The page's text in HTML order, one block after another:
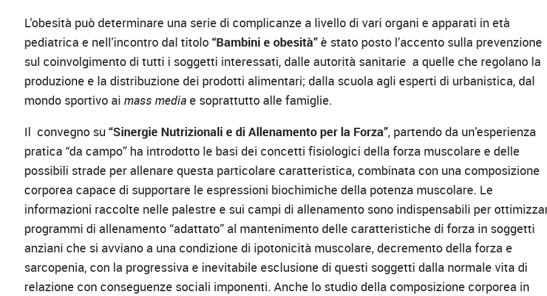
L’obesità può determinare una serie di complicanze a livello di vari organi e apparati in età
pediatrica e nell’incontro dal titolo“Bambini e obesità” è stato posto l’accento sulla
sul coinvolgimento di tutti i soggetti interessati, dalle autorità sanitarie a quelle che regolano la
produzione e la distribuzione dei prodotti alimentari; dalla scuola agli esperti di urbanistica, dal
mondo sportivo ai mass media e soprattutto alle famiglie.
Il convegno su“Sinergie Nutrizionali e di Allenamento per la Forza”, partendo da un’esperienza
pratica “da campo” ha introdotto le basi dei concetti fisiologici della forza muscolare e delle
possibili strade per allenare questa particolare caratteristica, combinata con una composizione
corporea capace di supportare le espressioni biochimiche della potenza muscolare. Le
informazioni raccolte nelle palestre e sui campi di allenamento sono indispensabili per
programmi di allenamento “adattato” al mantenimento delle caratteristiche di forza in soggetti
anziani che si avviano a una condizione di ipotonicità muscolare, decremento della forza e
sarcopenia, con la progressiva e inevitabile esclusione di questi soggetti dalla normale vita di
relazione con conseguenze sociali imponenti. Anche lo studio della composizione corporea in